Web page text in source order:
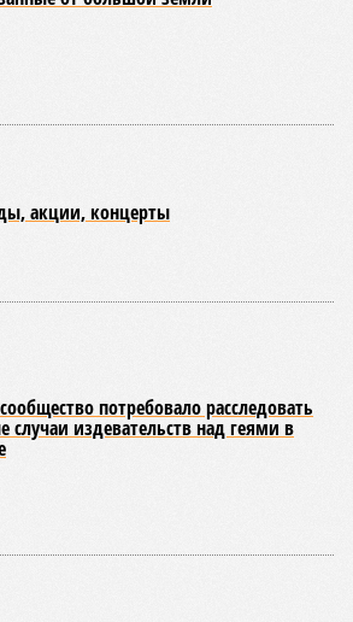
округе количество таких
с 937 до 1,1 тысячи, в
2,3 тысячи, а в Центральном – с 1,8
и Уральском
ведомство зафиксировало снижение
в каждом из этих
по итогам 2025 года Кабардино-
относилась к числу наиболее
Федерации: там на 10 тысяч
в среднем 69,2 преступления, и с
входил в пятёрку субъектов РФ
Нынешний же трёхкратный
криминальной активности на этом
тревожно.